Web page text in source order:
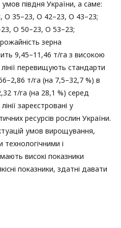
півдня України, а саме:
О 35–23, О 42–23, О 43–23;
О 50–23, О 53–23;
зерна
9,45–11,46 т/га з високою
перевищують стандарти
т/га (на 7,5–32,7 %) в
т/га (на 28,1 %) серед
зареєстровані у
ресурсів рослин України.
умов вирощування,
і
високі показники
показники, здатні давати